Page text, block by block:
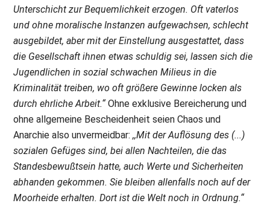
Unterschicht zur Bequemlichkeit erzogen. Oft vaterlos
und ohne moralische Instanzen aufgewachsen, schlecht
ausgebildet, aber mit der Einstellung ausgestattet, dass
die Gesellschaft ihnen etwas schuldig sei, lassen sich die
Jugendlichen in sozial schwachen Milieus in die
Kriminalität treiben, wo oft größere Gewinne locken als
durch ehrliche Arbeit.“Ohne exklusive Bereicherung und
ohne allgemeine Bescheidenheit seien Chaos und
Anarchie also unvermeidbar:,,Mit der Auflösung des (...)
sozialen Gefüges sind, bei allen Nachteilen, die das
Standesbewußtsein hatte, auch Werte und Sicherheiten
abhanden gekommen. Sie bleiben allenfalls noch auf der
Moorheide erhalten. Dort ist die Welt noch in Ordnung.“